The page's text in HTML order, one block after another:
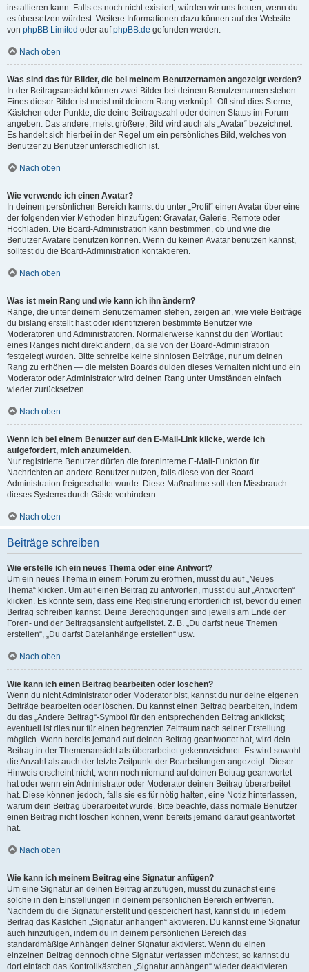
installieren kann. Falls es noch nicht existiert, würden wir uns freuen, wenn du
es übersetzen würdest. Weitere Informationen dazu können auf der Website
von phpBB Limited oder aufphpBB.de gefunden werden.
Nach oben
Was sind das für Bilder, die bei meinem Benutzernamen angezeigt werden?
In der Beitragsansicht können zwei Bilder bei deinem Benutzernamen stehen.
Eines dieser Bilder ist meist mit deinem Rang verknüpft: Oft sind dies Sterne,
Kästchen oder Punkte, die deine Beitragszahl oder deinen Status im Forum
angeben. Das andere, meist größere, Bild wird auch als „Avatar“ bezeichnet.
Es handelt sich hierbei in der Regel um ein persönliches Bild, welches von
Benutzer zu Benutzer unterschiedlich ist.
Nach oben
Wie verwende ich einen Avatar?
In deinem persönlichen Bereich kannst du unter „Profil“ einen Avatar über eine
der folgenden vier Methoden hinzufügen: Gravatar, Galerie, Remote oder
Hochladen. Die Board-Administration kann bestimmen, ob und wie die
Benutzer Avatare benutzen können. Wenn du keinen Avatar benutzen kannst,
solltest du die Board-Administration kontaktieren.
Nach oben
Was ist mein Rang und wie kann ich ihn ändern?
Ränge, die unter deinem Benutzernamen stehen, zeigen an, wie viele Beiträge
du bislang erstellt hast oder identifizieren bestimmte Benutzer wie
Moderatoren und Administratoren. Normalerweise kannst du den Wortlaut
eines Ranges nicht direkt ändern, da sie von der Board-Administration
festgelegt wurden. Bitte schreibe keine sinnlosen Beiträge, nur um deinen
Rang zu erhöhen — die meisten Boards dulden dieses Verhalten nicht und ein
Moderator oder Administrator wird deinen Rang unter Umständen einfach
wieder zurücksetzen.
Nach oben
Wenn ich bei einem Benutzer auf den E-Mail-Link klicke, werde ich
aufgefordert, mich anzumelden.
Nur registrierte Benutzer dürfen die foreninterne E-Mail-Funktion für
Nachrichten an andere Benutzer nutzen, falls diese von der Board-
Administration freigeschaltet wurde. Diese Maßnahme soll den Missbrauch
dieses Systems durch Gäste verhindern.
Nach oben
Beiträge schreiben
Wie erstelle ich ein neues Thema oder eine Antwort?
Um ein neues Thema in einem Forum zu eröffnen, musst du auf „Neues
Thema“ klicken. Um auf einen Beitrag zu antworten, musst du auf „Antworten“
klicken. Es könnte sein, dass eine Registrierung erforderlich ist, bevor du einen
Beitrag schreiben kannst. Deine Berechtigungen sind jeweils am Ende der
Foren- und der Beitragsansicht aufgelistet. Z. B. „Du darfst neue Themen
erstellen“, „Du darfst Dateianhänge erstellen“ usw.
Nach oben
Wie kann ich einen Beitrag bearbeiten oder löschen?
Wenn du nicht Administrator oder Moderator bist, kannst du nur deine eigenen
Beiträge bearbeiten oder löschen. Du kannst einen Beitrag bearbeiten, indem
du das „Ändere Beitrag“-Symbol für den entsprechenden Beitrag anklickst;
eventuell ist dies nur für einen begrenzten Zeitraum nach seiner Erstellung
möglich. Wenn bereits jemand auf deinen Beitrag geantwortet hat, wird dein
Beitrag in der Themenansicht als überarbeitet gekennzeichnet. Es wird sowohl
die Anzahl als auch der letzte Zeitpunkt der Bearbeitungen angezeigt. Dieser
Hinweis erscheint nicht, wenn noch niemand auf deinen Beitrag geantwortet
hat oder wenn ein Administrator oder Moderator deinen Beitrag überarbeitet
hat. Diese können jedoch, falls sie es für nötig halten, eine Notiz hinterlassen,
warum dein Beitrag überarbeitet wurde. Bitte beachte, dass normale Benutzer
einen Beitrag nicht löschen können, wenn bereits jemand darauf geantwortet
hat.
Nach oben
Wie kann ich meinem Beitrag eine Signatur anfügen?
Um eine Signatur an deinen Beitrag anzufügen, musst du zunächst eine
solche in den Einstellungen in deinem persönlichen Bereich entwerfen.
Nachdem du die Signatur erstellt und gespeichert hast, kannst du in jedem
Beitrag das Kästchen „Signatur anhängen“ aktivieren. Du kannst eine Signatur
auch hinzufügen, indem du in deinem persönlichen Bereich das
standardmäßige Anhängen deiner Signatur aktivierst. Wenn du einen
einzelnen Beitrag dennoch ohne Signatur verfassen möchtest, so kannst du
dort einfach das Kontrollkästchen „Signatur anhängen“ wieder deaktivieren.